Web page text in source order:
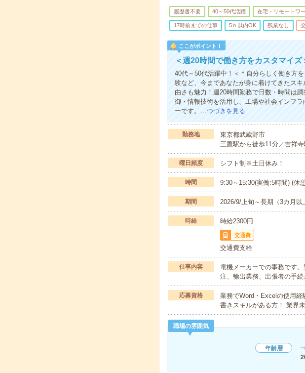
履歴書不要 40～50代活躍 在宅・リモートワ
17時前までの仕事 5ｈ以内OK 残業なし
ここがポイント！
＜週20時間で働き方をカスタマイ
40代～50代活躍中！＜＊自分らしく働き方
験など、今まであなたが身に着けてきたス
由さも魅力！週20時間勤務で日数・時間は
御・情報技術を活用し、工場や社会インフ
ーです。…つづきを見る
勤務地
東京都武蔵野市
三鷹駅から徒歩11分／吉祥
曜日頻度 シフト制※土日休み！
時間 9:30～15:30(実働:5時間) (
期間 2026/9/上旬～長期（3カ月
時給 時給2300円
交通費
交通費支給
仕事内容
電機メーカーでの事務です
注、輸出業務、出張者の手
応募資格
業務でWord・Excelの使用
書きスキルがある方！ 業界
職場の雰囲気
年齢層